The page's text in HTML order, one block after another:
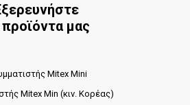
μας
Mitex Mini
Mitex Min (κιν. Κορέας)